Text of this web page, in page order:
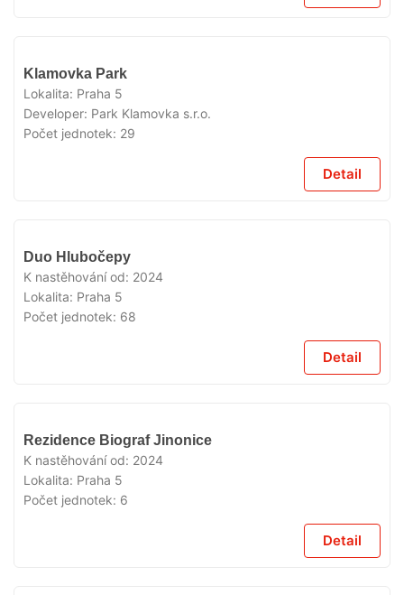
Klamovka Park
Lokalita: Praha 5
Developer: Park Klamovka s.r.o.
Počet jednotek: 29
Detail
Duo Hlubočepy
K nastěhování od: 2024
Lokalita: Praha 5
Počet jednotek: 68
Detail
Rezidence Biograf Jinonice
K nastěhování od: 2024
Lokalita: Praha 5
Počet jednotek: 6
Detail